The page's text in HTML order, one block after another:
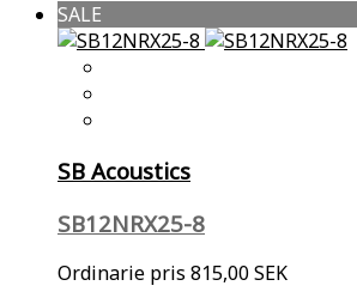
SALE
SB Acoustics
SB12NRX25-8
Ordinarie pris 815,00 SEK